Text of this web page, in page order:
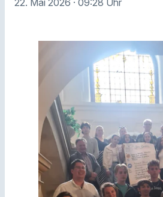
22. Mai 2026 · 09:28 Uhr